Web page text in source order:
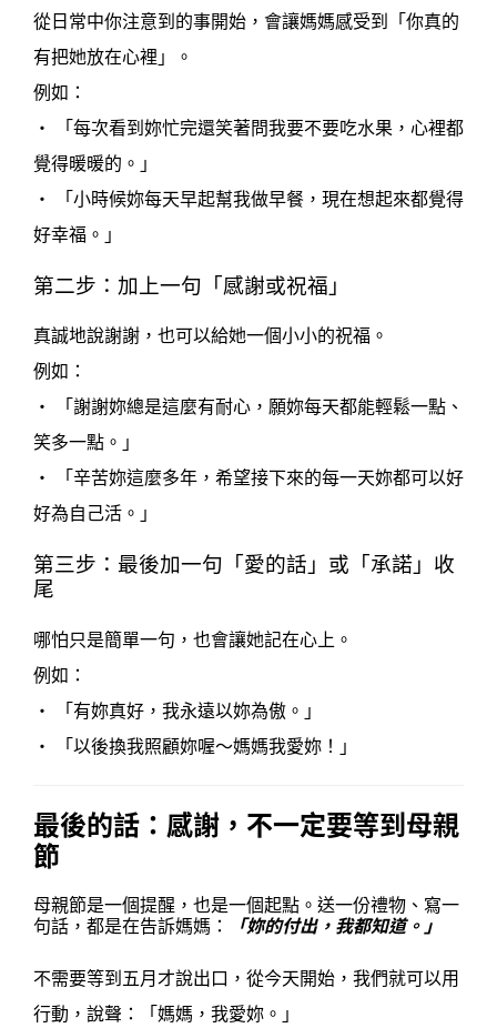
從日常中你注意到的事開始，會讓媽媽感受到「你真的
有把她放在心裡」。
例如：
• 「每次看到妳忙完還笑著問我要不要吃水果，心裡都
覺得暖暖的。」
• 「小時候妳每天早起幫我做早餐，現在想起來都覺得
好幸福。」
第二步：加上一句「感謝或祝福」
真誠地說謝謝，也可以給她一個小小的祝福。
例如：
• 「謝謝妳總是這麼有耐心，願妳每天都能輕鬆一點、
笑多一點。」
• 「辛苦妳這麼多年，希望接下來的每一天妳都可以好
好為自己活。」
第三步：最後加一句「愛的話」或「承諾」收
尾
哪怕只是簡單一句，也會讓她記在心上。
例如：
• 「有妳真好，我永遠以妳為傲。」
• 「以後換我照顧妳喔～媽媽我愛妳！」
最後的話：感謝，不一定要等到母親
節
母親節是一個提醒，也是一個起點。送一份禮物、寫一
句話，都是在告訴媽媽：
「妳的付出，我都知道。」
不需要等到五月才說出口，從今天開始，我們就可以用
行動，說聲：「媽媽，我愛妳。」